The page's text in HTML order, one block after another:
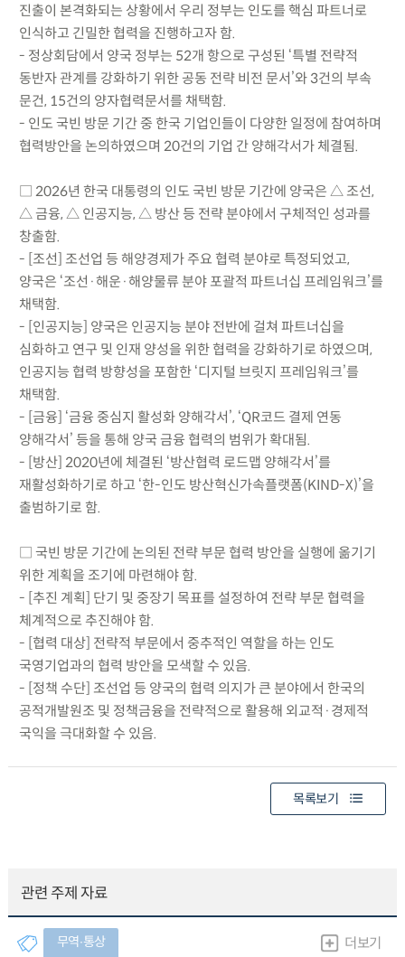
진출이 본격화되는 상황에서 우리 정부는 인도를 핵심 파트너로
인식하고 긴밀한 협력을 진행하고자 함.
- 정상회담에서 양국 정부는 52개 항으로 구성된 ‘특별 전략적
동반자 관계를 강화하기 위한 공동 전략 비전 문서’와 3건의 부속
문건, 15건의 양자협력문서를 채택함.
- 인도 국빈 방문 기간 중 한국 기업인들이 다양한 일정에 참여하며
협력방안을 논의하였으며 20건의 기업 간 양해각서가 체결됨.
□ 2026년 한국 대통령의 인도 국빈 방문 기간에 양국은 △ 조선,
△ 금융, △ 인공지능, △ 방산 등 전략 분야에서 구체적인 성과를
창출함.
- [조선] 조선업 등 해양경제가 주요 협력 분야로 특정되었고,
양국은 ‘조선·해운·해양물류 분야 포괄적 파트너십 프레임워크’를
채택함.
- [인공지능] 양국은 인공지능 분야 전반에 걸쳐 파트너십을
심화하고 연구 및 인재 양성을 위한 협력을 강화하기로 하였으며,
인공지능 협력 방향성을 포함한 ‘디지털 브릿지 프레임워크’를
채택함.
- [금융] ‘금융 중심지 활성화 양해각서’, ‘QR코드 결제 연동
양해각서’ 등을 통해 양국 금융 협력의 범위가 확대됨.
- [방산] 2020년에 체결된 ‘방산협력 로드맵 양해각서’를
재활성화하기로 하고 ‘한-인도 방산혁신가속플랫폼(KIND-X)’을
출범하기로 함.
□ 국빈 방문 기간에 논의된 전략 부문 협력 방안을 실행에 옮기기
위한 계획을 조기에 마련해야 함.
- [추진 계획] 단기 및 중장기 목표를 설정하여 전략 부문 협력을
체계적으로 추진해야 함.
- [협력 대상] 전략적 부문에서 중추적인 역할을 하는 인도
국영기업과의 협력 방안을 모색할 수 있음.
- [정책 수단] 조선업 등 양국의 협력 의지가 큰 분야에서 한국의
공적개발원조 및 정책금융을 전략적으로 활용해 외교적·경제적
국익을 극대화할 수 있음.
목록보기
관련 주제 자료
무역∙통상 더보기